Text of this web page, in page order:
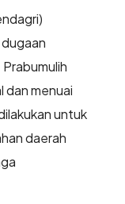
dan menuai
untuk
daerah